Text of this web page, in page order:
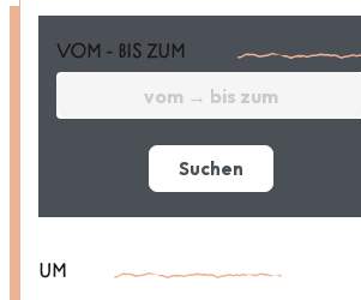
VOM - BIS ZUM
Suchen
UM